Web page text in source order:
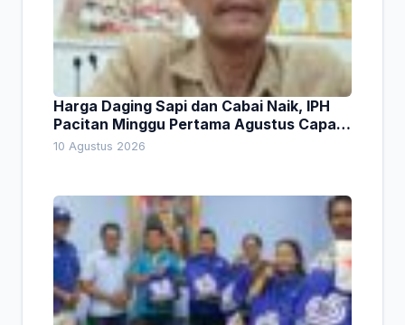
Harga Daging Sapi dan Cabai Naik, IPH
Pacitan Minggu Pertama Agustus Capai
1,66 Persen. Ini Penjelasan Kabag Ayub
10 Agustus 2026